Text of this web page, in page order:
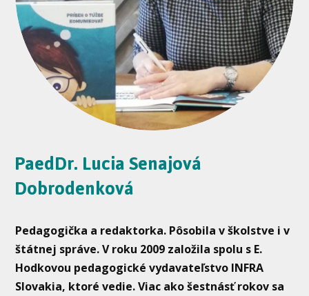
PaedDr. Lucia Senajová
Dobrodenková
Pedagogička a redaktorka. Pôsobila v školstve i v
štátnej správe. V roku 2009 založila spolu s E.
Hodkovou pedagogické vydavateľstvo INFRA
Slovakia, ktoré vedie. Viac ako šestnásť rokov sa